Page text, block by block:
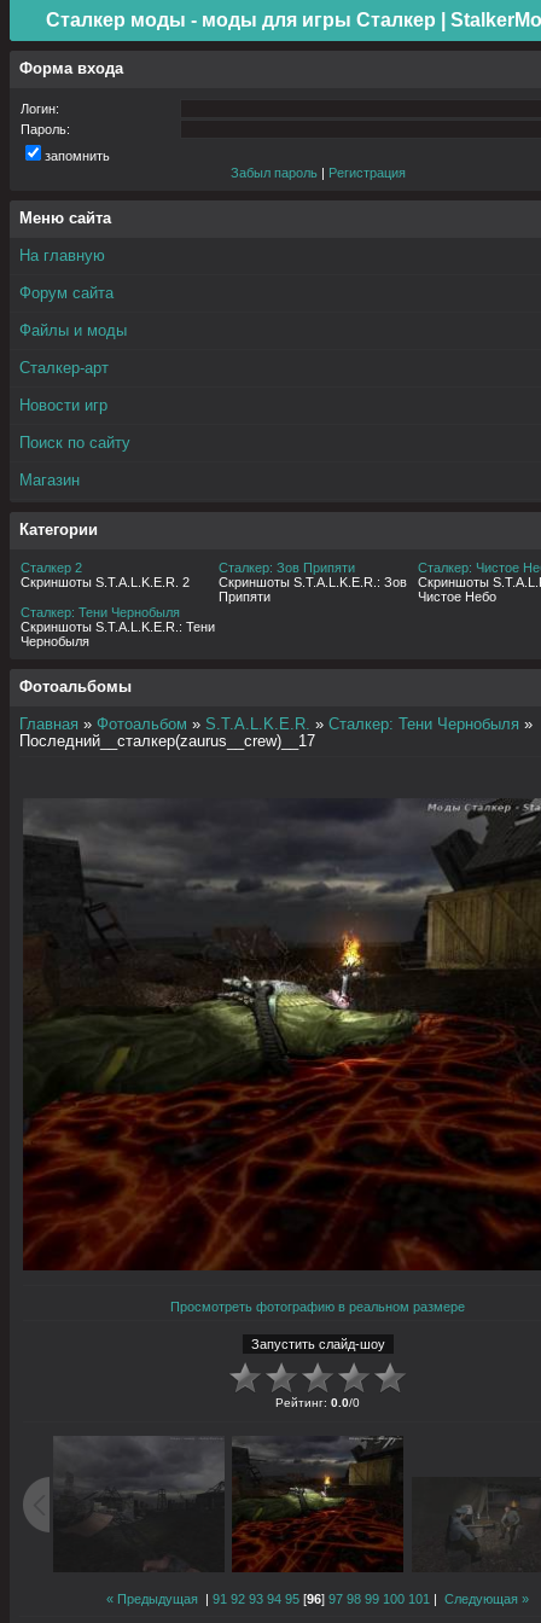
Сталкер моды - моды для игры Сталкер |
Форма входа
Логин:
Пароль:
запомнить
Забыл пароль | Регистрация
Меню сайта
На главную
Форум сайта
Файлы и моды
Сталкер-арт
Новости игр
Поиск по сайту
Магазин
Категории
Сталкер 2
Скриншоты S.T.A.L.K.E.R. 2
Сталкер: Зов Припяти
Скриншоты S.T.A.L.K.E.R.: Зов
Припяти
Сталкер: Чистое
Скриншоты
Чистое Небо
Сталкер: Тени Чернобыля
Скриншоты S.T.A.L.K.E.R.: Тени
Чернобыля
Фотоальбомы
Главная » Фотоальбом » S.T.A.L.K.E.R. » Сталкер: Тени Чернобыля »
Последний__сталкер(zaurus__crew)__17
Просмотреть фотографию в реальном размере
Рейтинг: 0.0/0
« Предыдущая |91 92 93 94 95 [96]97 98 99 100 101 |Следующая »